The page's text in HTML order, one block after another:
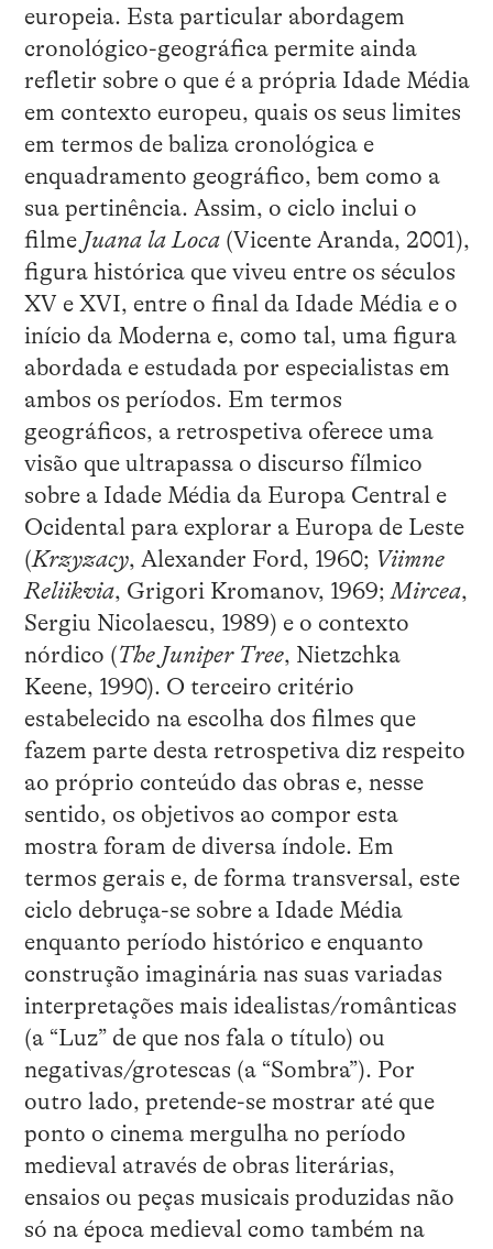
europeia. Esta particular abordagem
cronológico-geográfica permite ainda
refletir sobre o que é a própria Idade Média
em contexto europeu, quais os seus limites
em termos de baliza cronológica e
enquadramento geográfico, bem como a
sua pertinência. Assim, o ciclo inclui o
filme Juana la Loca(Vicente Aranda, 2001),
figura histórica que viveu entre os séculos
XV e XVI, entre o final da Idade Média e o
início da Moderna e, como tal, uma figura
abordada e estudada por especialistas em
ambos os períodos. Em termos
geográficos, a retrospetiva oferece uma
visão que ultrapassa o discurso fílmico
sobre a Idade Média da Europa Central e
Ocidental para explorar a Europa de Leste
(Krzyzacy, Alexander Ford, 1960; Viimne
Reliikvia, Grigori Kromanov, 1969;Mircea,
Sergiu Nicolaescu, 1989) e o contexto
nórdico (The Juniper Tree, Nietzchka
Keene, 1990). O terceiro critério
estabelecido na escolha dos filmes que
fazem parte desta retrospetiva diz respeito
ao próprio conteúdo das obras e, nesse
sentido, os objetivos ao compor esta
mostra foram de diversa índole. Em
termos gerais e, de forma transversal, este
ciclo debruça-se sobre a Idade Média
enquanto período histórico e enquanto
construção imaginária nas suas variadas
interpretações mais idealistas/românticas
(a “Luz” de que nos fala o título) ou
negativas/grotescas (a “Sombra”). Por
outro lado, pretende-se mostrar até que
ponto o cinema mergulha no período
medieval através de obras literárias,
ensaios ou peças musicais produzidas não
só na época medieval como também na